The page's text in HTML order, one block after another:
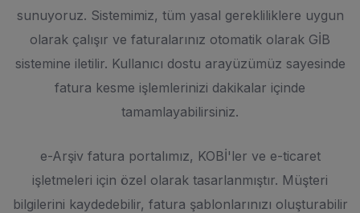
sunuyoruz. Sistemimiz, tüm yasal gerekliliklere uygun
olarak çalışır ve faturalarınız otomatik olarak GİB
sistemine iletilir. Kullanıcı dostu arayüzümüz sayesinde
fatura kesme işlemlerinizi dakikalar içinde
tamamlayabilirsiniz.
e-Arşiv fatura portalımız, KOBİ'ler ve e-ticaret
işletmeleri için özel olarak tasarlanmıştır. Müşteri
bilgilerini kaydedebilir, fatura şablonlarınızı oluşturabilir